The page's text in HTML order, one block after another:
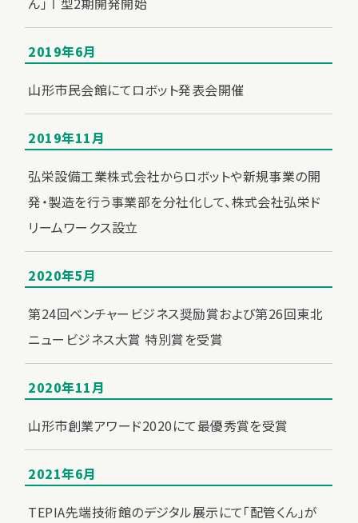
2019年6月
山形市民会館にてロボット発表会開催
2019年11月
弘栄設備工業株式会社からロボットや新規事業の開
発・製造を行う事業部を分社化して、株式会社弘栄ド
リームワークス設立
2020年5月
第24回ベンチャービジネス奨励賞および第26回東北
ニュービジネス大賞 特別賞を受賞
2020年11月
山形市創業アワード2020にて最優秀賞を受賞
2021年6月
TEPIA先端技術館のデジタル展示にて「配管くん」が